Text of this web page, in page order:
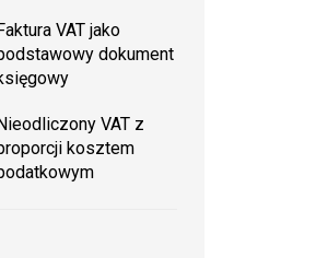
VAT jako
dokument
Nieodliczony VAT z
kosztem